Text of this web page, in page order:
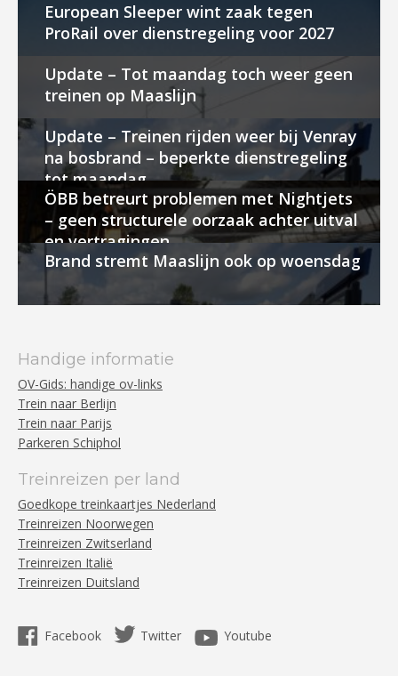
European Sleeper wint zaak tegen
ProRail over dienstregeling voor 2027
Update – Tot maandag toch weer geen
treinen op Maaslijn
Update – Treinen rijden weer bij Venray
na bosbrand – beperkte dienstregeling
tot maandag
ÖBB betreurt problemen met Nightjets
– geen structurele oorzaak achter uitval
en vertragingen
Brand stremt Maaslijn ook op woensdag
Handige informatie
OV-Gids: handige ov-links
Trein naar Berlijn
Trein naar Parijs
Parkeren Schiphol
Treinreizen per land
Goedkope treinkaartjes Nederland
Treinreizen Noorwegen
Treinreizen Zwitserland
Treinreizen Italië
Treinreizen Duitsland
Facebook Twitter Youtube